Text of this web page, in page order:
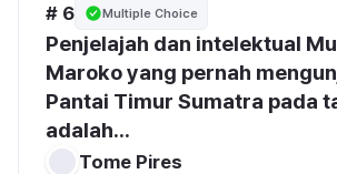
# 6 Multiple Choice
Penjelajah dan intelektual
Maroko yang pernah
Pantai Timur Sumatra pada
adalah...
Tome Pires